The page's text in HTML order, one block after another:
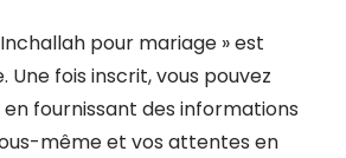
Inchallah pour mariage » est
fois inscrit, vous pouvez
fournissant des informations
même et vos attentes en